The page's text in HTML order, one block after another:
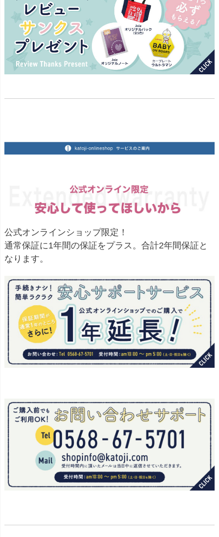
公式オンラインショップ限定！
通常保証に1年間の保証をプラス。合計2年間保証と
なります。